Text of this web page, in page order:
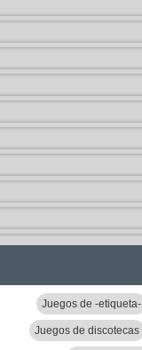
Juegos de -etiqueta-
Juegos de discotecas